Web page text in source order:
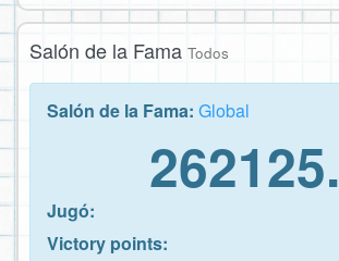
Salón de la Fama Todos
Salón de la Fama: Global
262125.
Jugó:
Victory points: